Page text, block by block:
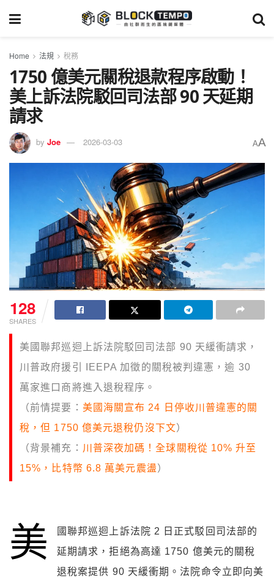
Home 法規 稅務
1750 億美元關稅退款程序啟動！
美上訴法院駁回司法部 90 天延期
請求
by Joe 2026-03-03 AA
128
SHARES
美國聯邦巡迴上訴法院駁回司法部 90 天緩衝請求，
川普政府援引 IEEPA 加徵的關稅被判違憲，逾 30
萬家進口商將進入退稅程序。
（前情提要： 美國海關宣布 24 日停收川普違憲的關
稅，但 1750 億美元退稅仍沒下文）
（背景補充： 川普深夜加碼！全球關稅從 10% 升至
15%，比特幣 6.8 萬美元震盪）
美
國聯邦巡迴上訴法院 2 日正式駁回司法部的
延期請求，拒絕為高達 1750 億美元的關稅
退稅案提供 90 天緩衝期。法院命令立即向美